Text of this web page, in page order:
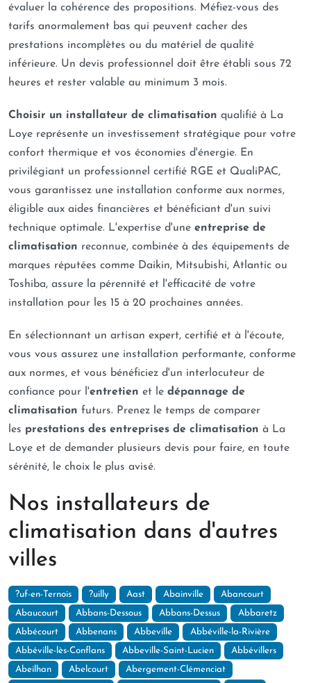
évaluer la cohérence des propositions. Méfiez-vous des
tarifs anormalement bas qui peuvent cacher des
prestations incomplètes ou du matériel de qualité
inférieure. Un devis professionnel doit être établi sous 72
heures et rester valable au minimum 3 mois.
Choisir un installateur de climatisation qualifié à La
Loye représente un investissement stratégique pour votre
confort thermique et vos économies d'énergie. En
privilégiant un professionnel certifié RGE et QualiPAC,
vous garantissez une installation conforme aux normes,
éligible aux aides financières et bénéficiant d'un suivi
technique optimale. L'expertise d'une entreprise de
climatisation reconnue, combinée à des équipements de
marques réputées comme Daikin, Mitsubishi, Atlantic ou
Toshiba, assure la pérennité et l'efficacité de votre
installation pour les 15 à 20 prochaines années.
En sélectionnant un artisan expert, certifié et à l'écoute,
vous vous assurez une installation performante, conforme
aux normes, et vous bénéficiez d'un interlocuteur de
confiance pour l'entretien et le dépannage de
climatisation futurs. Prenez le temps de comparer
les prestations des entreprises de climatisation à La
Loye et de demander plusieurs devis pour faire, en toute
sérénité, le choix le plus avisé.
Nos installateurs de
climatisation dans d'autres
villes
?uf-en-Ternois ?uilly Aast Abainville Abancourt
Abaucourt Abbans-Dessous Abbans-Dessus Abbaretz
Abbécourt Abbenans Abbeville Abbéville-la-Rivière
Abbéville-lès-Conflans Abbeville-Saint-Lucien Abbévillers
Abeilhan Abelcourt Abergement-Clémenciat